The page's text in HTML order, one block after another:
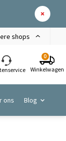
shops
0
Winkelwagen
ons Blog